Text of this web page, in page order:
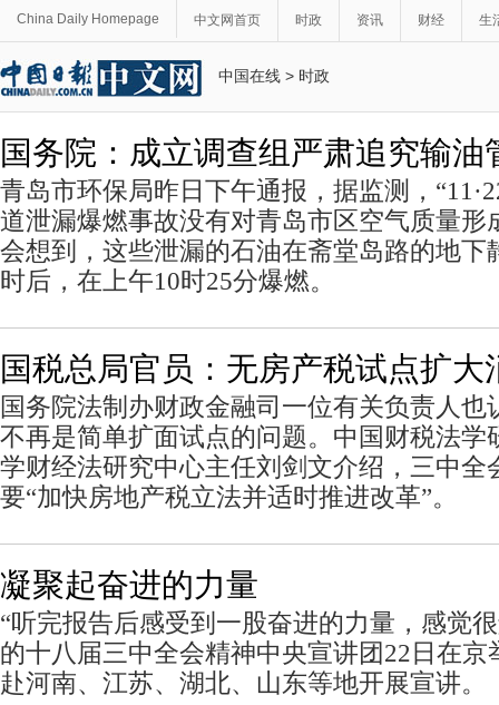
China Daily Homepage 中文网首页 时政 资讯 财经 生
中国在线 > 时政
国务院：成立调查组严肃追究输油
青岛市环保局昨日下午通报，据监测，
道泄漏爆燃事故没有对青岛市区空气质量形
会想到，这些泄漏的石油在斋堂岛路的地下
时后，在上午10时25分爆燃。
国税总局官员：无房产税试点扩大
国务院法制办财政金融司一位有关负责人也
不再是简单扩面试点的问题。中国财税法学
学财经法研究中心主任刘剑文介绍，三中全
要“加快房地产税立法并适时推进改革”。
凝聚起奋进的力量
“听完报告后感受到一股奋进的力量，感觉
的十八届三中全会精神中央宣讲团22日在京
赴河南、江苏、湖北、山东等地开展宣讲。